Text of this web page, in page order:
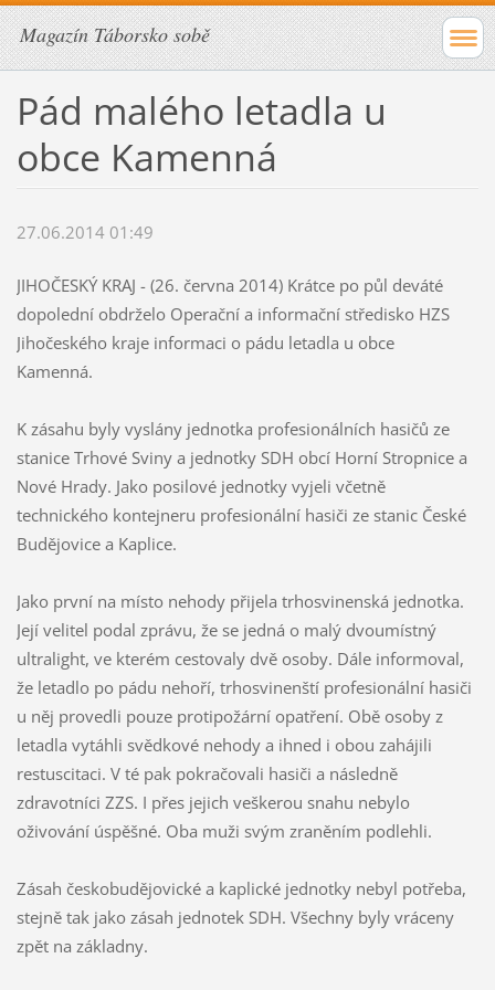
Magazín Táborsko sobě
Pád malého letadla u
obce Kamenná
27.06.2014 01:49
JIHOČESKÝ KRAJ - (26. června 2014) Krátce po půl deváté
dopolední obdrželo Operační a informační středisko HZS
Jihočeského kraje informaci o pádu letadla u obce
Kamenná.
K zásahu byly vyslány jednotka profesionálních hasičů ze
stanice Trhové Sviny a jednotky SDH obcí Horní Stropnice a
Nové Hrady. Jako posilové jednotky vyjeli včetně
technického kontejneru profesionální hasiči ze stanic České
Budějovice a Kaplice.
Jako první na místo nehody přijela trhosvinenská jednotka.
Její velitel podal zprávu, že se jedná o malý dvoumístný
ultralight, ve kterém cestovaly dvě osoby. Dále informoval,
že letadlo po pádu nehoří, trhosvinenští profesionální hasiči
u něj provedli pouze protipožární opatření. Obě osoby z
letadla vytáhli svědkové nehody a ihned i obou zahájili
restuscitaci. V té pak pokračovali hasiči a následně
zdravotníci ZZS. I přes jejich veškerou snahu nebylo
oživování úspěšné. Oba muži svým zraněním podlehli.
Zásah českobudějovické a kaplické jednotky nebyl potřeba,
stejně tak jako zásah jednotek SDH. Všechny byly vráceny
zpět na základny.